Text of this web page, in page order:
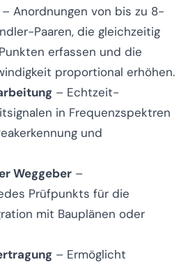
– Anordnungen von bis zu 8-
Paaren, die gleichzeitig
erfassen und die
proportional erhöhen.
– Echtzeit-
in Frequenzspektren
und
Weggeber –
Prüfpunkts für die
mit Bauplänen oder
– Ermöglicht